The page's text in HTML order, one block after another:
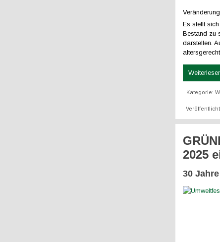
Es stellt
Bestand zu
darstellen.
Kategorie:
2025
30